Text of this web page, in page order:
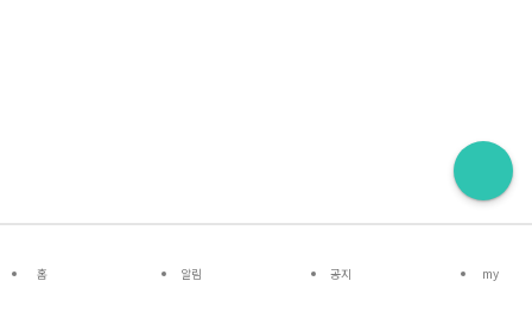
홈 알림 공지 my